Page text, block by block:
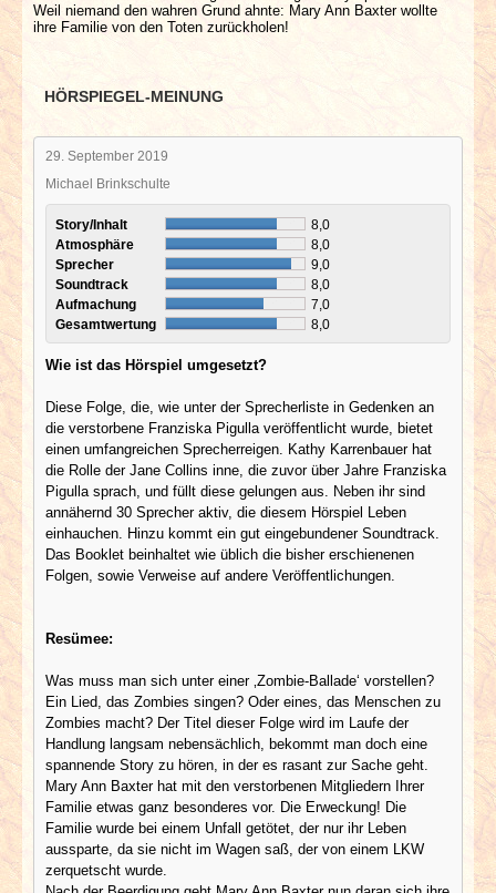
Weil niemand den wahren Grund ahnte: Mary Ann Baxter wollte
ihre Familie von den Toten zurückholen!
HÖRSPIEGEL-MEINUNG
29. September 2019
Michael Brinkschulte
Story/Inhalt
8,0
Atmosphäre
8,0
Sprecher
9,0
Soundtrack
8,0
Aufmachung
7,0
Gesamtwertung
8,0
Wie ist das Hörspiel umgesetzt?
Diese Folge, die, wie unter der Sprecherliste in Gedenken an
die verstorbene Franziska Pigulla veröffentlicht wurde, bietet
einen umfangreichen Sprecherreigen. Kathy Karrenbauer hat
die Rolle der Jane Collins inne, die zuvor über Jahre Franziska
Pigulla sprach, und füllt diese gelungen aus. Neben ihr sind
annähernd 30 Sprecher aktiv, die diesem Hörspiel Leben
einhauchen. Hinzu kommt ein gut eingebundener Soundtrack.
Das Booklet beinhaltet wie üblich die bisher erschienenen
Folgen, sowie Verweise auf andere Veröffentlichungen.
Resümee:
Was muss man sich unter einer ‚Zombie-Ballade‘ vorstellen?
Ein Lied, das Zombies singen? Oder eines, das Menschen zu
Zombies macht? Der Titel dieser Folge wird im Laufe der
Handlung langsam nebensächlich, bekommt man doch eine
spannende Story zu hören, in der es rasant zur Sache geht.
Mary Ann Baxter hat mit den verstorbenen Mitgliedern Ihrer
Familie etwas ganz besonderes vor. Die Erweckung! Die
Familie wurde bei einem Unfall getötet, der nur ihr Leben
aussparte, da sie nicht im Wagen saß, der von einem LKW
zerquetscht wurde.